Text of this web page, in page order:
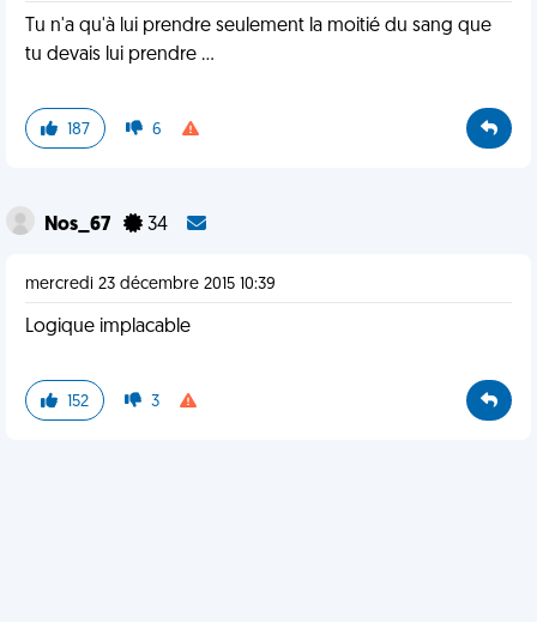
Tu n'a qu'à lui prendre seulement la moitié du sang que
tu devais lui prendre ...
187 6
Nos_67 34
mercredi 23 décembre 2015 10:39
Logique implacable
152 3